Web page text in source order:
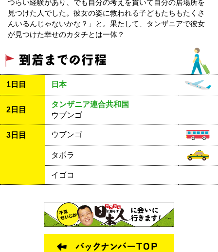
つらい経験があり、でも自分の考えを貫いて自分の居場所を
見つけた人でした。彼女の姿に救われる子どもたちもたくさ
んいるんじゃないかな？」と。果たして、タンザニアで彼女
が見つけた幸せのカタチとは一体？
1日目 日本
2日目
タンザニア連合共和国
ウブンゴ
3日目 ウブンゴ
タボラ
イゴコ